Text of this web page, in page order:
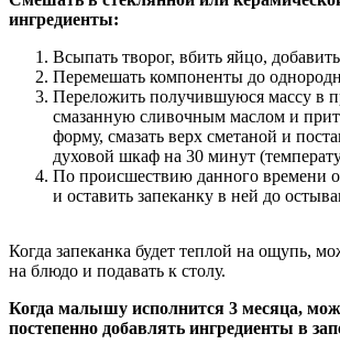
ингредиенты:
Всыпать творог, вбить яйцо,
Перемешать компоненты до
Переложить получившуюся массу в
смазанную сливочным маслом и
форму, смазать верх сметаной и
духовой шкаф на 30 минут
По происшествию данного времени
и оставить запеканку в ней до
Когда запеканка будет теплой на ощупь,
на блюдо и подавать к столу.
Когда малышу исполнится 3 месяца,
постепенно добавлять ингредиенты в